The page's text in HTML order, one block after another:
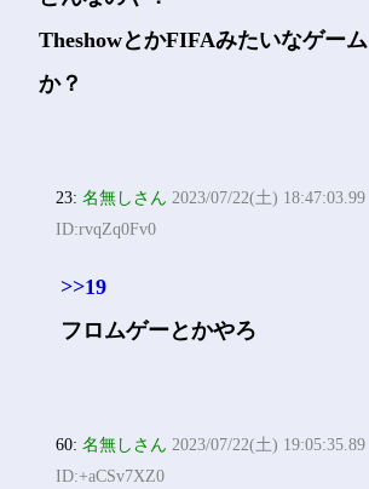
TheshowとかFIFAみたいなゲーム
か？
23:名無しさん 2023/07/22(土) 18:47:03.99
ID:rvqZq0Fv0
>>19
フロムゲーとかやろ
60:名無しさん 2023/07/22(土) 19:05:35.89
ID:+aCSv7XZ0